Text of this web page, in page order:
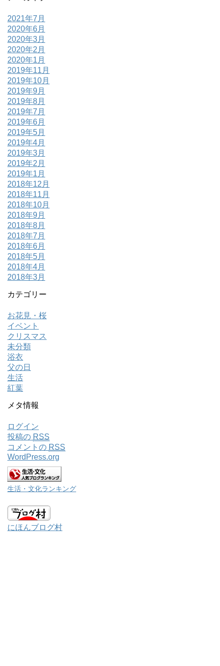
2021年7月
2020年6月
2020年3月
2020年2月
2020年1月
2019年11月
2019年10月
2019年9月
2019年8月
2019年7月
2019年6月
2019年5月
2019年4月
2019年3月
2019年2月
2019年1月
2018年12月
2018年11月
2018年10月
2018年9月
2018年8月
2018年7月
2018年6月
2018年5月
2018年4月
2018年3月
カテゴリー
お花見・桜
イベント
クリスマス
未分類
浴衣
父の日
生活
紅葉
メタ情報
ログイン
投稿の RSS
コメントの RSS
WordPress.org
生活・文化ランキング
にほんブログ村